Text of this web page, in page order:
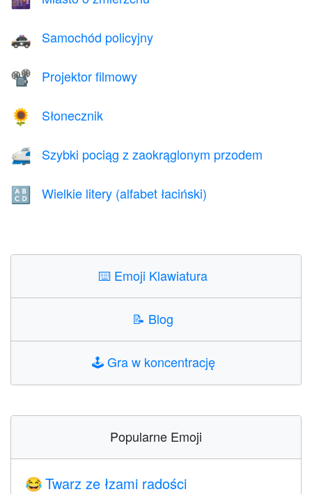
🚓 Samochód policyjny
📽️ Projektor filmowy
🌻 Słonecznik
🚅 Szybki pociąg z zaokrąglonym przodem
🔠 Wielkie litery (alfabet łaciński)
⌨️ Emoji Klawiatura
📝 Blog
🕹️Gra w koncentrację
Popularne Emoji
😂 Twarz ze łzami radości